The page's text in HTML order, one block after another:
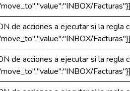
Facturas"}]
de acciones a ejecutar si la regla
Facturas"}]
de acciones a ejecutar si la regla
Facturas"}]